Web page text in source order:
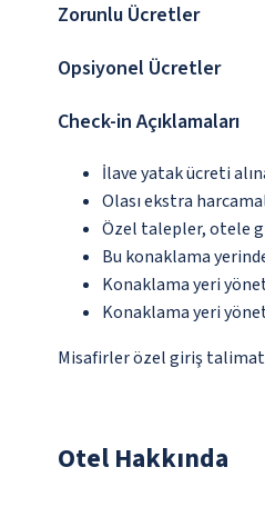
Zorunlu Ücretler
Opsiyonel Ücretler
Check-in Açıklamaları
İlave yatak ücreti
Olası ekstra
Özel talepler, otele
Bu konaklama
Konaklama yeri
Konaklama yeri
Misafirler özel giriş
Otel Hakkında